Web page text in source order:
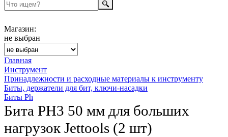
Магазин:
не выбран
Главная
Инструмент
Принадлежности и расходные материалы к инструменту
Биты, держатели для бит, ключи-насадки
Биты Ph
Бита PH3 50 мм для больших
нагрузок Jettools (2 шт)